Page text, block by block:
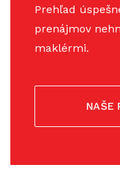
Prehľad
prenájmov
maklérmi.
NAŠE